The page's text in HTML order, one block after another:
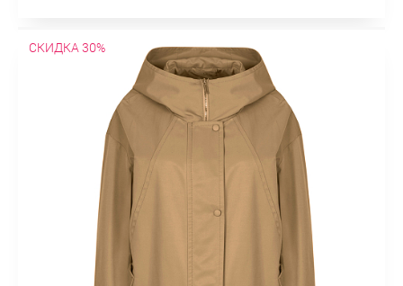
СКИДКА 30%